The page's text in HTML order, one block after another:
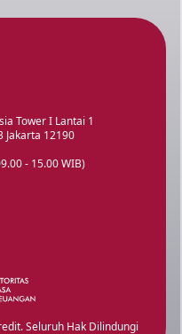
Tower I Lantai 1
Jakarta 12190
- 15.00 WIB)
Seluruh Hak Dilindungi